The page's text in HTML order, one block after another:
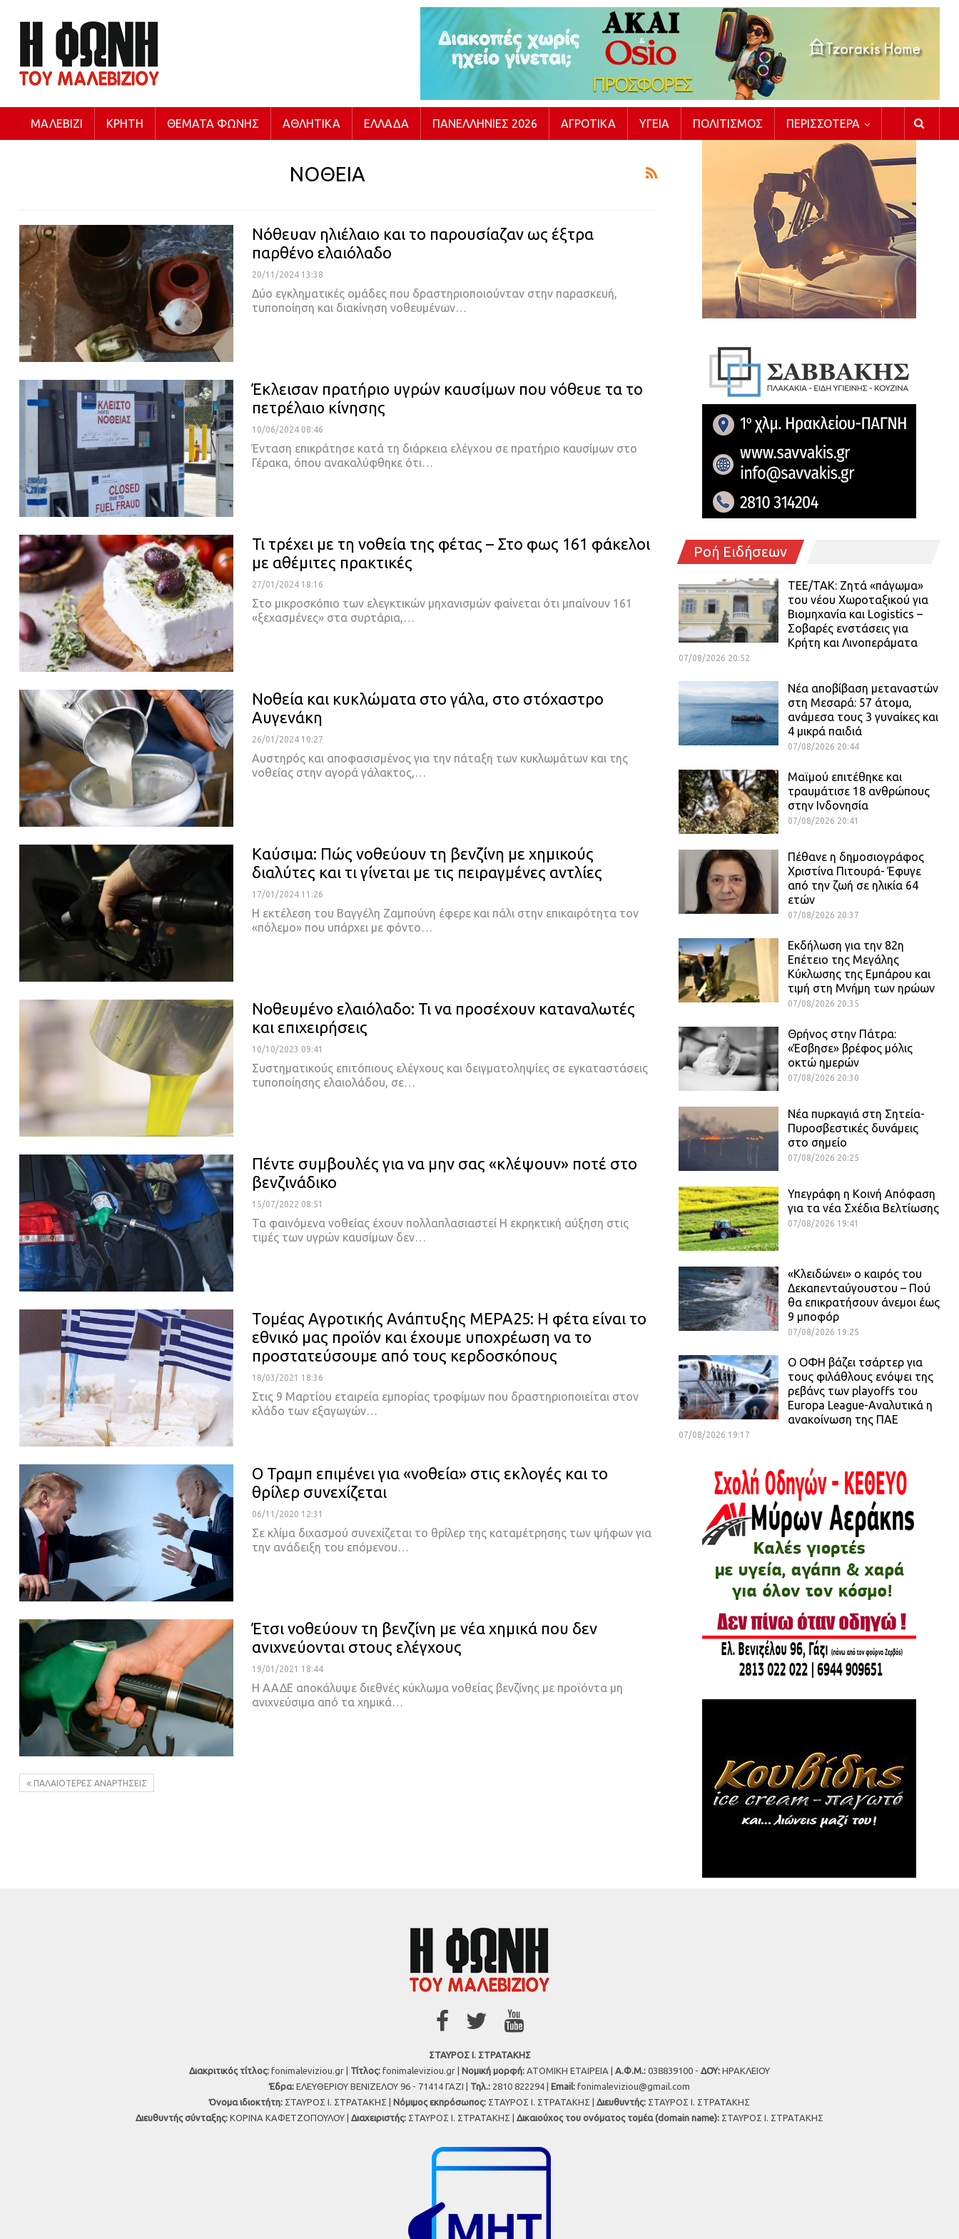
ΜΑΛΕΒΊΖΙ ΚΡΉΤΗ ΘΈΜΑΤΑ ΦΩΝΉΣ ΑΘΛΗΤΙΚΆ ΕΛΛΆΔΑ ΠΑΝΕΛΛΉΝΙΕΣ 2026 ΑΓΡΟΤΙΚΆ ΥΓΕΊΑ ΠΟΛΙΤΙΣΜΌΣ ΠΕΡΙΣΣΌΤΕΡΑ
ΝΟΘΕΙΑ
Νόθευαν ηλιέλαιο και το παρουσίαζαν ως έξτρα
παρθένο ελαιόλαδο
20/11/2024 13:38
Δύο εγκληματικές ομάδες που δραστηριοποιούνταν στην παρασκευή,
τυποποίηση και διακίνηση νοθευμένων…
Έκλεισαν πρατήριο υγρών καυσίμων που νόθευε τα το
πετρέλαιο κίνησης
10/06/2024 08:46
Ένταση επικράτησε κατά τη διάρκεια ελέγχου σε πρατήριο καυσίμων στο
Γέρακα, όπου ανακαλύφθηκε ότι…
Τι τρέχει με τη νοθεία της φέτας – Στο φως 161 φάκελοι
με αθέμιτες πρακτικές
27/01/2024 18:16
Στο μικροσκόπιο των ελεγκτικών μηχανισμών φαίνεται ότι μπαίνουν 161
«ξεχασμένες» στα συρτάρια,…
Νοθεία και κυκλώματα στο γάλα, στο στόχαστρο
Αυγενάκη
26/01/2024 10:27
Αυστηρός και αποφασισμένος για την πάταξη των κυκλωμάτων και της
νοθείας στην αγορά γάλακτος,…
Καύσιμα: Πώς νοθεύουν τη βενζίνη με χημικούς
διαλύτες και τι γίνεται με τις πειραγμένες αντλίες
17/01/2024 11:26
Η εκτέλεση του Βαγγέλη Ζαμπούνη έφερε και πάλι στην επικαιρότητα τον
«πόλεμο» που υπάρχει με φόντο…
Νοθευμένο ελαιόλαδο: Τι να προσέχουν καταναλωτές
και επιχειρήσεις
10/10/2023 09:41
Συστηματικούς επιτόπιους ελέγχους και δειγματοληψίες σε εγκαταστάσεις
τυποποίησης ελαιολάδου, σε…
Πέντε συμβουλές για να μην σας «κλέψουν» ποτέ στο
βενζινάδικο
15/07/2022 08:51
Τα φαινόμενα νοθείας έχουν πολλαπλασιαστεί Η εκρηκτική αύξηση στις
τιμές των υγρών καυσίμων δεν…
Τομέας Αγροτικής Ανάπτυξης ΜΕΡΑ25: Η φέτα είναι το
εθνικό μας προϊόν και έχουμε υποχρέωση να το
προστατεύσουμε από τους κερδοσκόπους
18/03/2021 18:36
Στις 9 Μαρτίου εταιρεία εμπορίας τροφίμων που δραστηριοποιείται στον
κλάδο των εξαγωγών…
Ο Τραμπ επιμένει για «νοθεία» στις εκλογές και το
θρίλερ συνεχίζεται
06/11/2020 12:31
Σε κλίμα διχασμού συνεχίζεται το θρίλερ της καταμέτρησης των ψήφων για
την ανάδειξη του επόμενου…
Έτσι νοθεύουν τη βενζίνη με νέα χημικά που δεν
ανιχνεύονται στους ελέγχους
19/01/2021 18:44
Η ΑΑΔΕ αποκάλυψε διεθνές κύκλωμα νοθείας βενζίνης με προϊόντα μη
ανιχνεύσιμα από τα χημικά…
ΠΑΛΑΙΌΤΕΡΕΣ ΑΝΑΡΤΉΣΕΙΣ
Ροή Ειδήσεων
ΤΕΕ/ΤΑΚ: Ζητά «πάγωμα»
του νέου Χωροταξικού για
Βιομηχανία και Logistics –
Σοβαρές ενστάσεις για
Κρήτη και Λινοπεράματα
07/08/2026 20:52
Νέα αποβίβαση μεταναστών
στη Μεσαρά: 57 άτομα,
ανάμεσα τους 3 γυναίκες και
4 μικρά παιδιά
07/08/2026 20:44
Μαϊμού επιτέθηκε και
τραυμάτισε 18 ανθρώπους
στην Ινδονησία
07/08/2026 20:41
Πέθανε η δημοσιογράφος
Χριστίνα Πιτουρά- Έφυγε
από την ζωή σε ηλικία 64
ετών
07/08/2026 20:37
Εκδήλωση για την 82η
Επέτειο της Μεγάλης
Κύκλωσης της Εμπάρου και
τιμή στη Μνήμη των ηρώων
07/08/2026 20:35
Θρήνος στην Πάτρα:
«Έσβησε» βρέφος μόλις
οκτώ ημερών
07/08/2026 20:30
Νέα πυρκαγιά στη Σητεία-
Πυροσβεστικές δυνάμεις
στο σημείο
07/08/2026 20:25
Υπεγράφη η Κοινή Απόφαση
για τα νέα Σχέδια Βελτίωσης
07/08/2026 19:41
«Κλειδώνει» ο καιρός του
Δεκαπενταύγουστου – Πού
θα επικρατήσουν άνεμοι έως
9 μποφόρ
07/08/2026 19:25
Ο ΟΦΗ βάζει τσάρτερ για
τους φιλάθλους ενόψει της
ρεβάνς των playoffs του
Europa League-Αναλυτικά η
ανακοίνωση της ΠΑΕ
07/08/2026 19:17
ΣΤΑΥΡΟΣ Ι. ΣΤΡΑΤΑΚΗΣ
Διακριτικός τίτλος: fonimaleviziou.gr | Τίτλος: fonimaleviziou.gr | Νομική μορφή: ΑΤΟΜΙΚΗ ΕΤΑΙΡΕΙΑ | Α.Φ.Μ.: 038839100 - ΔΟΥ: ΗΡΑΚΛΕΙΟΥ
Έδρα: ΕΛΕΥΘΕΡΙΟΥ ΒΕΝΙΖΕΛΟΥ 96 - 71414 ΓΑΖΙ | Τηλ.: 2810 822294 | Εmail: fonimaleviziou@gmail.com
Όνομα ιδιοκτήτη: ΣΤΑΥΡΟΣ Ι. ΣΤΡΑΤΑΚΗΣ | Νόμιμος εκπρόσωπος: ΣΤΑΥΡΟΣ Ι. ΣΤΡΑΤΑΚΗΣ | Διευθυντής: ΣΤΑΥΡΟΣ Ι. ΣΤΡΑΤΑΚΗΣ
Διευθυντής σύνταξης: ΚΟΡΙΝΑ ΚΑΦΕΤΖΟΠΟΥΛΟΥ | Διαχειριστής: ΣΤΑΥΡΟΣ Ι. ΣΤΡΑΤΑΚΗΣ | Δικαιούχος του ονόματος τομέα (domain name): ΣΤΑΥΡΟΣ Ι. ΣΤΡΑΤΑΚΗΣ